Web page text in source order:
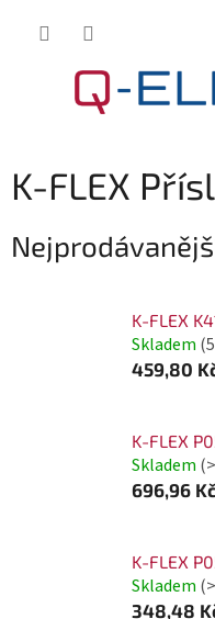
K-FLEX
K-FLEX
Skladem
459,80
K-FLEX
Skladem
696,96 Kč
K-FLEX
Skladem
348,48